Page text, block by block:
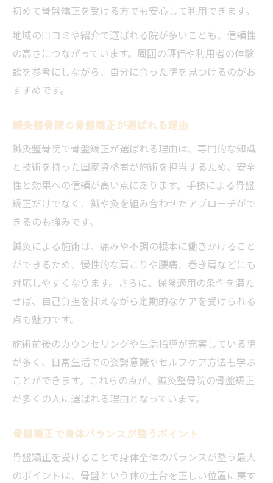
初めて骨盤矯正を受ける方でも安心して利用できます。
地域の口コミや紹介で選ばれる院が多いことも、信頼性
の高さにつながっています。周囲の評価や利用者の体験
談を参考にしながら、自分に合った院を見つけるのがお
すすめです。
鍼灸整骨院の骨盤矯正が選ばれる理由
鍼灸整骨院で骨盤矯正が選ばれる理由は、専門的な知識
と技術を持った国家資格者が施術を担当するため、安全
性と効果への信頼が高い点にあります。手技による骨盤
矯正だけでなく、鍼や灸を組み合わせたアプローチがで
きるのも強みです。
鍼灸による施術は、痛みや不調の根本に働きかけること
ができるため、慢性的な肩こりや腰痛、巻き肩などにも
対応しやすくなります。さらに、保険適用の条件を満た
せば、自己負担を抑えながら定期的なケアを受けられる
点も魅力です。
施術前後のカウンセリングや生活指導が充実している院
が多く、日常生活での姿勢意識やセルフケア方法も学ぶ
ことができます。これらの点が、鍼灸整骨院の骨盤矯正
が多くの人に選ばれる理由となっています。
骨盤矯正で身体バランスが整うポイント
骨盤矯正を受けることで身体全体のバランスが整う最大
のポイントは、骨盤という体の土台を正しい位置に戻す